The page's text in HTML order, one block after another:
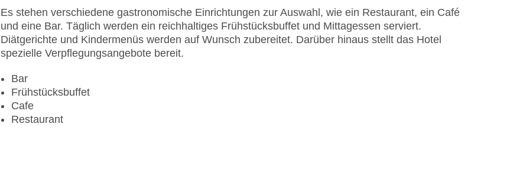
Es stehen verschiedene gastronomische Einrichtungen zur Auswahl, wie ein Restaurant, ein Café
und eine Bar. Täglich werden ein reichhaltiges Frühstücksbuffet und Mittagessen serviert.
Diätgerichte und Kindermenüs werden auf Wunsch zubereitet. Darüber hinaus stellt das Hotel
spezielle Verpflegungsangebote bereit.
Bar
Frühstücksbuffet
Cafe
Restaurant